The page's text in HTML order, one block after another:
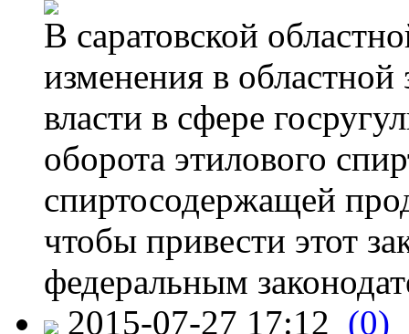
В саратовской
изменения в
власти в сфере
оборота этилового
спиртосодержащей
чтобы привести этот
федеральным
2015-07-27 17:12 (0)